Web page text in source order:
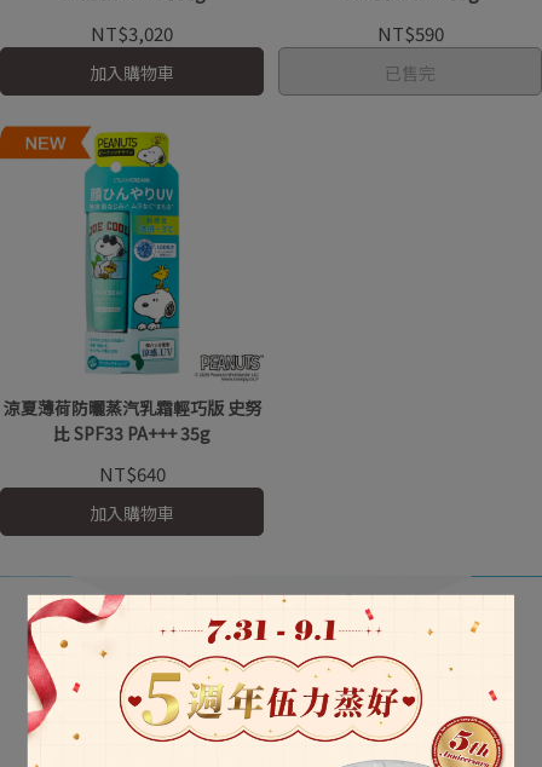
NT$3,020
加入購物車
NT$590
已售完
涼夏薄荷防曬蒸汽乳霜輕巧版 史努
比 SPF33 PA+++ 35g
NT$640
加入購物車